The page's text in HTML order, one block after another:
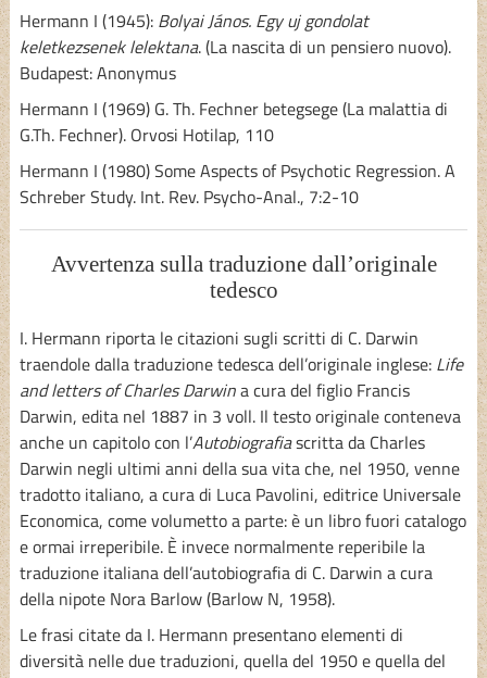
Hermann I (1945): Bolyai János. Egy uj gondolat
keletkezsenek lelektana. (La nascita di un pensiero nuovo).
Budapest: Anonymus
Hermann I (1969) G. Th. Fechner betegsege (La malattia di
G.Th. Fechner). Orvosi Hotilap, 110
Hermann I (1980) Some Aspects of Psychotic Regression. A
Schreber Study. Int. Rev. Psycho-Anal., 7:2-10
Avvertenza sulla traduzione dall’originale
tedesco
I. Hermann riporta le citazioni sugli scritti di C. Darwin
traendole dalla traduzione tedesca dell’originale inglese: Life
and letters of Charles Darwina cura del figlio Francis
Darwin, edita nel 1887 in 3 voll. Il testo originale conteneva
anche un capitolo con l’Autobiografiascritta da Charles
Darwin negli ultimi anni della sua vita che, nel 1950, venne
tradotto italiano, a cura di Luca Pavolini, editrice Universale
Economica, come volumetto a parte: è un libro fuori catalogo
e ormai irreperibile. È invece normalmente reperibile la
traduzione italiana dell’autobiografia di C. Darwin a cura
della nipote Nora Barlow (Barlow N, 1958).
Le frasi citate da I. Hermann presentano elementi di
diversità nelle due traduzioni, quella del 1950 e quella del